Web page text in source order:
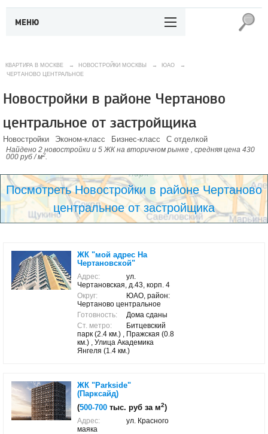
МЕНЮ
КВАРТИРА В МОСКВЕ → НОВОСТРОЙКИ МОСКВЫ → ЮАО
→
ЧЕРТАНОВО ЦЕНТРАЛЬНОЕ
Новостройки в районе Чертаново
центральное от застройщика
Новостройки Эконом-класс Бизнес-класс С отделкой
Найдено 2 новостройки и 5 ЖК на вторичном рынке , средняя цена 430
000 руб / м2.
Посмотреть Новостройки в районе Чертаново
центральное от застройщика
ЖК "мой адрес На
Чертановской"
Адрес:
ул.
Чертановская, д.43, корп. 4
Округ:
ЮАО, район:
Чертаново центральное
Готовность:
Дома сданы
Ст. метро:
Битцевский
парк (2.4 км.) , Пражская (0.8
км.) , Улица Академика
Янгеля (1.4 км.)
ЖК "Parkside"
(Парксайд)
(500-700 тыс. руб за м2)
Адрес:
ул. Красного
маяка